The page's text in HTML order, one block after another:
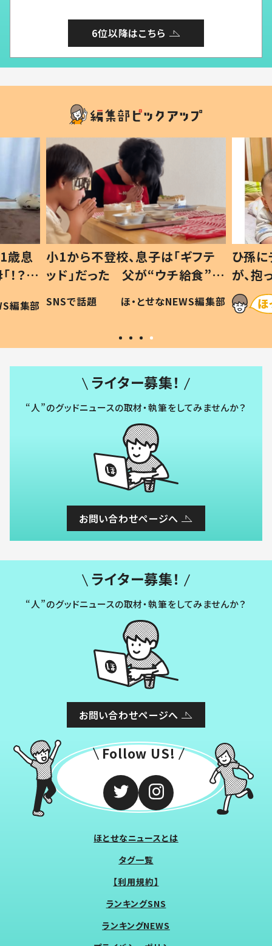
6位以降はこちら
歳息
？」
編集部
小1から不登校、息子は「ギフテ
ッド」だった 父が“ウチ給食”を
作り続ける理由とは #令和の親
#令和の子
SNSで話題 ほ・とせなNEWS編集部
ひ孫
が、
「涙が
い」
ライター募集！
“人”のグッドニュースの取材・執筆をしてみませんか？
お問い合わせページへ
ライター募集！
“人”のグッドニュースの取材・執筆をしてみませんか？
お問い合わせページへ
Follow US!
ほとせなニュースとは
タグ一覧
【利用規約】
ランキングSNS
ランキングNEWS